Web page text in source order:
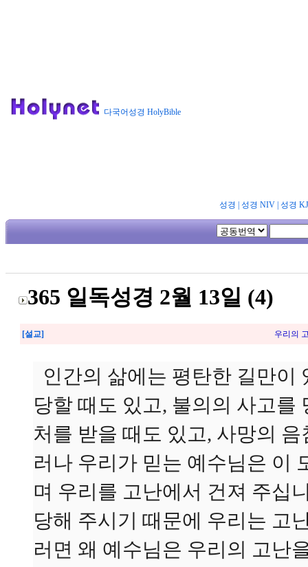
다국어성경 HolyBible
성경 성경 NIV| 성경
365 일독성경 2월 13일 (4)
[설교] 우리의
인간의 삶에는 평탄한 길만이
당할 때도 있고, 불의의 사고를
처를 받을 때도 있고, 사망의
러나 우리가 믿는 예수님은 이
며 우리를 고난에서 건져 주십
당해 주시기 때문에 우리는 고
러면 왜 예수님은 우리의 고난